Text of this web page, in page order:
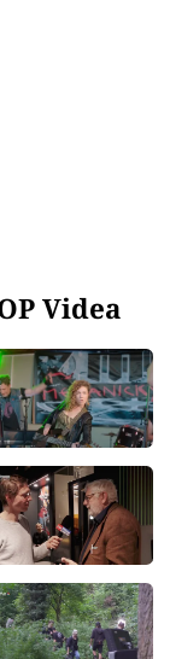
Videa